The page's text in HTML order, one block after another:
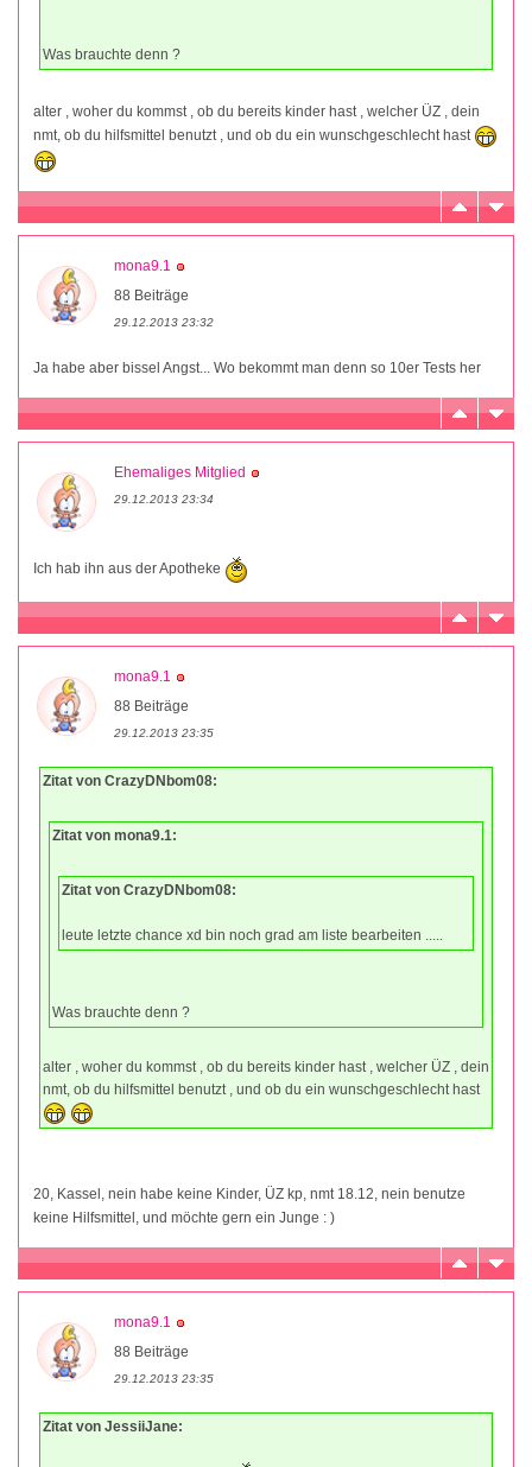
Was brauchte denn ?
alter , woher du kommst , ob du bereits kinder hast , welcher ÜZ , dein
nmt, ob du hilfsmittel benutzt , und ob du ein wunschgeschlecht hast
mona9.1
88 Beiträge
29.12.2013 23:32
Ja habe aber bissel Angst... Wo bekommt man denn so 10er Tests her
Ehemaliges Mitglied
29.12.2013 23:34
Ich hab ihn aus der Apotheke
mona9.1
88 Beiträge
29.12.2013 23:35
Zitat von CrazyDNbom08:
Zitat von mona9.1:
Zitat von CrazyDNbom08:
leute letzte chance xd bin noch grad am liste bearbeiten .....
Was brauchte denn ?
alter , woher du kommst , ob du bereits kinder hast , welcher ÜZ , dein
nmt, ob du hilfsmittel benutzt , und ob du ein wunschgeschlecht hast
20, Kassel, nein habe keine Kinder, ÜZ kp, nmt 18.12, nein benutze
keine Hilfsmittel, und möchte gern ein Junge : )
mona9.1
88 Beiträge
29.12.2013 23:35
Zitat von JessiiJane: